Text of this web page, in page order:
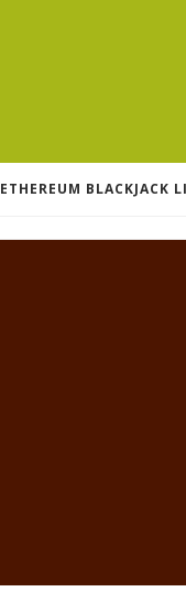
ETHEREUM BLACKJACK